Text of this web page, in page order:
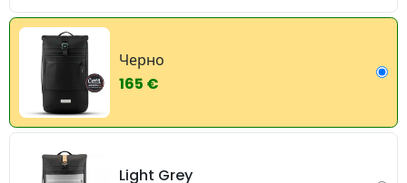
Черно
165 €
Light Grey